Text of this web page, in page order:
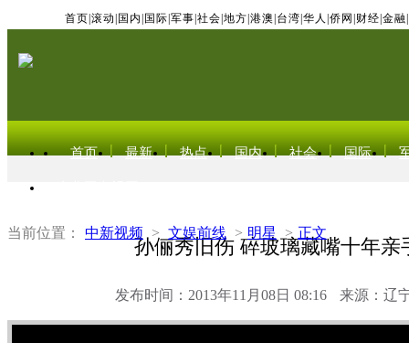
首页 滚动 国内 国际 军事 社会 地方 港澳 台湾 华人 侨网 财经 金融
首页 最新 热点 国内 社会 国际
当前位置： 中新视频 > 文娱前线 > 明星 > 正文
孙俪秀旧伤 碎玻璃藏嘴十年亲
发布时间：2013年11月08日 08:16 来源：辽